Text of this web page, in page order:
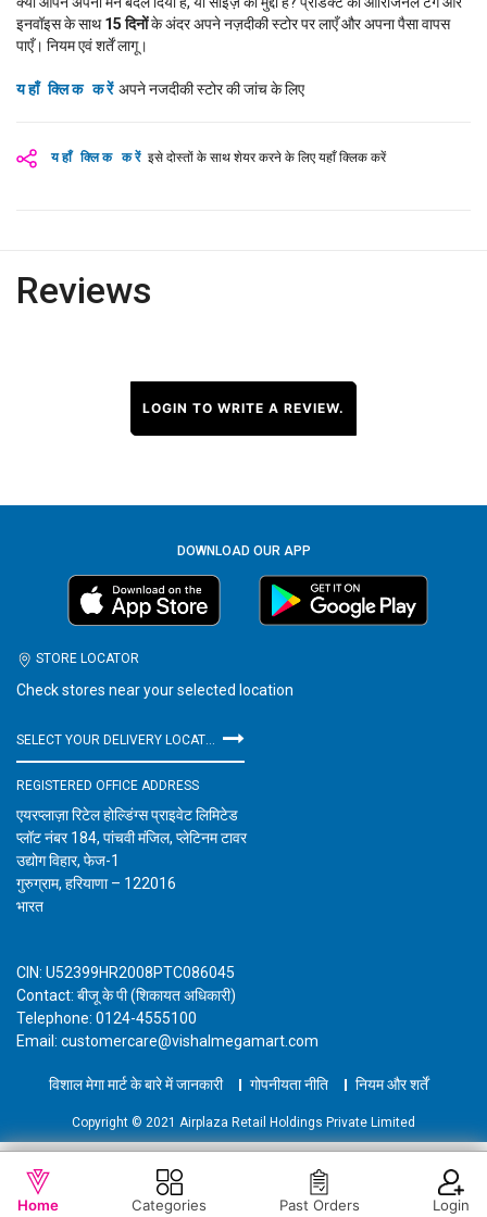
WISHLIST OUT OF STOCK
यहाँ क्लिक करें इसे दोस्तों के साथ शेयर करने के लिए यहाँ क्लिक करें
इनवॉइस के साथ15 दिनोंके अंदर अपने नज़दीकी स्टोर पर लाएँ और अपना पैसा वापस
पाएँ। नियम एवं शर्तें लागू।
यहाँ क्लिक करें अपने नजदीकी स्टोर की जांच के लिए
Reviews
LOGIN TO WRITE A REVIEW.
DOWNLOAD OUR APP
STORE LOCATOR
Check stores near your selected location
REGISTERED OFFICE ADDRESS
एयरप्लाज़ा रिटेल होल्डिंग्स प्राइवेट लिमिटेड
प्लॉट नंबर 184, पांचवी मंजिल, प्लेटिनम टावर
उद्योग विहार, फेज-1
गुरुग्राम, हरियाणा – 122016
भारत
CIN: U52399HR2008PTC086045
Contact: बीजू के पी (शिकायत अधिकारी)
Telephone: 0124-4555100
Email: customercare@vishalmegamart.com
विशाल मेगा मार्ट के बारे में जानकारी गोपनीयता नीति नियम और शर्तें
Copyright © 2021 Airplaza Retail Holdings Private Limited
Home Categories Past Orders Login